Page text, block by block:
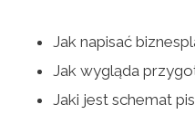
Jak napisać
Jak wygląda
Jaki jest schemat